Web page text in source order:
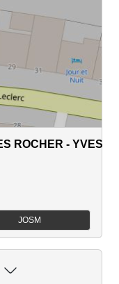
ROCHER - YVES
JOSM